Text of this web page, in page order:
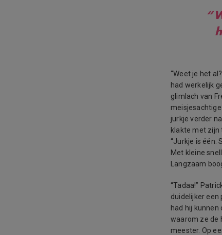
“Weet je het
had werkelijk
glimlach van
jurkje verder
klakte met zijn
“Jurkje is één.
Met kleine
Langzaam
“Tadaa!”
duidelijker een
had hij kunnen
waarom ze de
meester. Op